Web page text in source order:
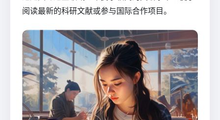
阅读最新的科研文献或参与国际合作项目。